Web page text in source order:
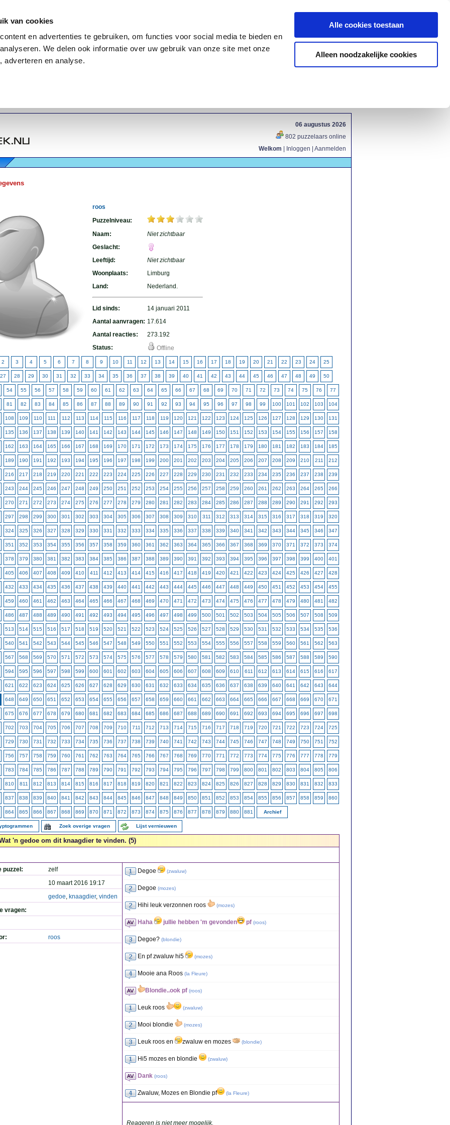
van cookies
en advertenties te gebruiken, om functies voor social media te bieden en
We delen ook informatie over uw gebruik van onze site met onze
adverteren en analyse.
Alle cookies toestaan
Alleen noodzakelijke cookies
06 augustus 2026
802 puzzelaars online
Welkom
Inloggen Aanmelden
roos
Puzzelniveau:
Naam:
Niet zichtbaar
Geslacht:
Leeftijd:
Niet zichtbaar
Woonplaats:
Limburg
Land:
Nederland.
Lid sinds:
14 januari 2011
Aantal aanvragen: 17.614
Aantal reacties:
273.192
Status:
Offline
2 3 4 5 6 7 8 9 10 11 12 13 14 15 16 17 18 19 20 21 22 23 24 25
27 28 29 30 31 32 33 34 35 36 37 38 39 40 41 42 43 44 45 46 47 48 49 50
54 55 56 57 58 59 60 61 62 63 64 65 66 67 68 69 70 71 72 73 74 75 76 77
81 82 83 84 85 86 87 88 89 90 91 92 93 94 95 96 97 98 99 100 101 102 103 104
108 109 110 111 112 113 114 115 116 117 118 119 120 121 122 123 124 125 126 127 128 129 130 131
135 136 137 138 139 140 141 142 143 144 145 146 147 148 149 150 151 152 153 154 155 156 157 158
162 163 164 165 166 167 168 169 170 171 172 173 174 175 176 177 178 179 180 181 182 183 184 185
189 190 191 192 193 194 195 196 197 198 199 200 201 202 203 204 205 206 207 208 209 210 211 212
216 217 218 219 220 221 222 223 224 225 226 227 228 229 230 231 232 233 234 235 236 237 238 239
243 244 245 246 247 248 249 250 251 252 253 254 255 256 257 258 259 260 261 262 263 264 265 266
270 271 272 273 274 275 276 277 278 279 280 281 282 283 284 285 286 287 288 289 290 291 292 293
297 298 299 300 301 302 303 304 305 306 307 308 309 310 311 312 313 314 315 316 317 318 319 320
324 325 326 327 328 329 330 331 332 333 334 335 336 337 338 339 340 341 342 343 344 345 346 347
351 352 353 354 355 356 357 358 359 360 361 362 363 364 365 366 367 368 369 370 371 372 373 374
378 379 380 381 382 383 384 385 386 387 388 389 390 391 392 393 394 395 396 397 398 399 400 401
405 406 407 408 409 410 411 412 413 414 415 416 417 418 419 420 421 422 423 424 425 426 427 428
432 433 434 435 436 437 438 439 440 441 442 443 444 445 446 447 448 449 450 451 452 453 454 455
459 460 461 462 463 464 465 466 467 468 469 470 471 472 473 474 475 476 477 478 479 480 481 482
486 487 488 489 490 491 492 493 494 495 496 497 498 499 500 501 502 503 504 505 506 507 508 509
513 514 515 516 517 518 519 520 521 522 523 524 525 526 527 528 529 530 531 532 533 534 535 536
540 541 542 543 544 545 546 547 548 549 550 551 552 553 554 555 556 557 558 559 560 561 562 563
567 568 569 570 571 572 573 574 575 576 577 578 579 580 581 582 583 584 585 586 587 588 589 590
594 595 596 597 598 599 600 601 602 603 604 605 606 607 608 609 610 611 612 613 614 615 616 617
621 622 623 624 625 626 627 628 629 630 631 632 633 634 635 636 637 638 639 640 641 642 643 644
648 649 650 651 652 653 654 655 656 657 658 659 660 661 662 663 664 665 666 667 668 669 670 671
675 676 677 678 679 680 681 682 683 684 685 686 687 688 689 690 691 692 693 694 695 696 697 698
702 703 704 705 706 707 708 709 710 711 712 713 714 715 716 717 718 719 720 721 722 723 724 725
729 730 731 732 733 734 735 736 737 738 739 740 741 742 743 744 745 746 747 748 749 750 751 752
756 757 758 759 760 761 762 763 764 765 766 767 768 769 770 771 772 773 774 775 776 777 778 779
783 784 785 786 787 788 789 790 791 792 793 794 795 796 797 798 799 800 801 802 803 804 805 806
810 811 812 813 814 815 816 817 818 819 820 821 822 823 824 825 826 827 828 829 830 831 832 833
837 838 839 840 841 842 843 844 845 846 847 848 849 850 851 852 853 854 855 856 857 858 859 860
864 865 866 867 868 869 870 871 872 873 874 875 876 877 878 879 880 881 Archief
Zoek overige vragen Lijst vernieuwen
'n gedoe om dit knaagdier te vinden. (5)
puzzel:
zelf
10 maart 2016 19:17
gedoe, knaagdier, vinden
vragen:
roos
Degoe (zwaluw)
Degoe (mozes)
Hihi leuk verzonnen roos (mozes)
Haha jullie hebben 'm gevonden pf (roos)
Degoe? (blondie)
En pf zwaluw hi5 (mozes)
Mooie ana Roos (la Fleure)
Blondie..ook pf (roos)
Leuk roos (zwaluw)
Mooi blondie (mozes)
Leuk roos en zwaluw en mozes (blondie)
Hi5 mozes en blondie (zwaluw)
Dank (roos)
Zwaluw, Mozes en Blondie pf (la Fleure)
Reageren is niet meer mogelijk.